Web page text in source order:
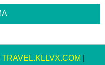
TRAVEL.KLLVX.COM